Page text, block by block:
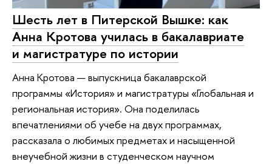
Шесть лет в Питерской Вышке: как
Анна Кротова училась в бакалавриате
и магистратуре по истории
Анна Кротова — выпускница бакалаврской
программы «История» и магистратуры «Глобальная и
региональная история». Она поделилась
впечатлениями об учебе на двух программах,
рассказала о любимых предметах и насыщенной
внеучебной жизни в студенческом научном